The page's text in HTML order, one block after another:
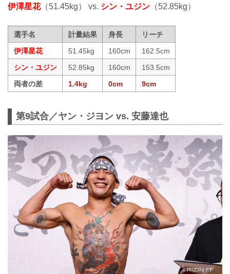
伊澤星花（51.45kg） vs. シン・ユジン （52.85kg）
選手名 計量結果 身長
リーチ
伊澤星花
51.45kg 160cm
162.5cm
シン・ユジン
52.85kg 160cm
153.5cm
両者の差
1.4kg 0cm 9cm
第9試合／ヤン・ジヨン vs. 安藤達也